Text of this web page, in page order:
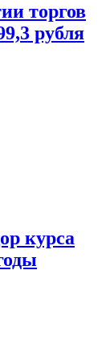
торгов
рубля
курса